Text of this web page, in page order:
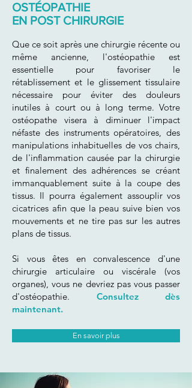
OSTÉOPATHIE
EN POST CHIRURGIE
Que ce soit après une chirurgie récente ou
même ancienne, l'ostéopathie est
essentielle pour favoriser le
rétablissement et le glissement tissulaire
nécessaire pour éviter des douleurs
inutiles à court ou à long terme. Votre
ostéopathe visera à diminuer l'impact
néfaste des instruments opératoires, des
manipulations inhabituelles de vos chairs,
de l'inflammation causée par la chirurgie
et finalement des adhérences se créant
immanquablement suite à la coupe des
tissus. Il pourra également assouplir vos
cicatrices afin que la peau suive bien vos
mouvements et ne tire pas sur les autres
plans de tissus.
Si vous êtes en convalescence d'une
chirurgie articulaire ou viscérale (vos
organes), vous ne devriez pas vous passer
d'ostéopathie. Consultez dès
maintenant.
En savoir plus